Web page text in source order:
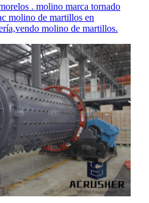
. molino marca tornado
molino de martillos en
molino de martillos.